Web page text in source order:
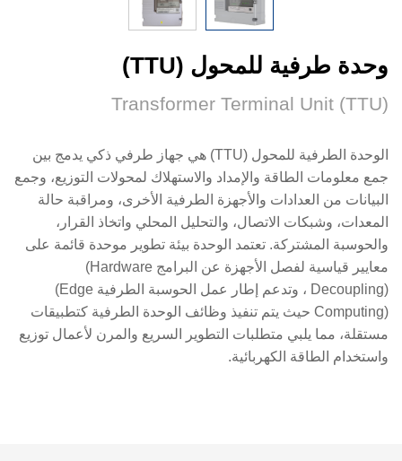
وحدة طرفية للمحول (TTU)
Transformer Terminal Unit (TTU)
الوحدة الطرفية للمحول (TTU) هي جهاز طرفي ذكي يدمج بين
جمع معلومات الطاقة والإمداد والاستهلاك لمحولات التوزيع، وجمع
البيانات من العدادات والأجهزة الطرفية الأخرى، ومراقبة حالة
المعدات، وشبكات الاتصال، والتحليل المحلي واتخاذ القرار،
والحوسبة المشتركة. تعتمد الوحدة بيئة تطوير موحدة قائمة على
معايير قياسية لفصل الأجهزة عن البرامج (Hardware
Decoupling) ، وتدعم إطار عمل الحوسبة الطرفية (Edge
Computing) حيث يتم تنفيذ وظائف الوحدة الطرفية كتطبيقات
مستقلة، مما يلبي متطلبات التطوير السريع والمرن لأعمال توزيع
واستخدام الطاقة الكهربائية.